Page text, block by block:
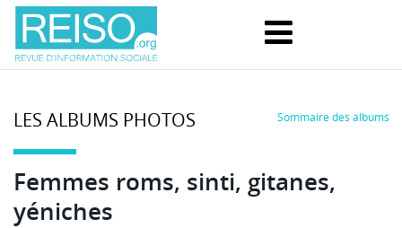
LES ALBUMS PHOTOS Sommaire des albums
Femmes roms, sinti, gitanes,
yéniches